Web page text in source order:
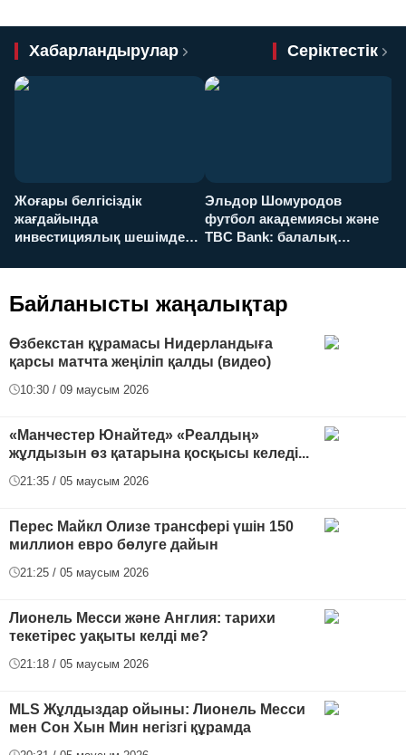
Хабарландырулар Серіктестік
Жоғары белгісіздік
жағдайында
инвестициялық шешімдер
Эльдор Шомуродов
футбол академиясы және
TBC Bank: балалық
Байланысты жаңалықтар
Өзбекстан құрамасы Нидерландыға
қарсы матчта жеңіліп қалды (видео)
10:30 / 09 маусым 2026
«Манчестер Юнайтед» «Реалдың»
жұлдызын өз қатарына қосқысы келеді...
21:35 / 05 маусым 2026
Перес Майкл Олизе трансфері үшін 150
миллион евро бөлуге дайын
21:25 / 05 маусым 2026
Лионель Месси және Англия: тарихи
текетірес уақыты келді ме?
21:18 / 05 маусым 2026
MLS Жұлдыздар ойыны: Лионель Месси
мен Сон Хын Мин негізгі құрамда